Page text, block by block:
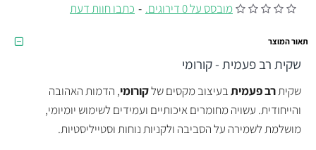
מובסס על 0 דירוגים. - כתבו חוות דעת
תאור המוצר
שקית רב פעמית - קורומי
שקיתרב פעמיתבעיצוב מקסים שלקורומי, הדמות האהובה
והייחודית. עשויה מחומרים איכותיים ועמידים לשימוש יומיומי,
מושלמת לשמירה על הסביבה ולקניות נוחות וסטייליסטיות.